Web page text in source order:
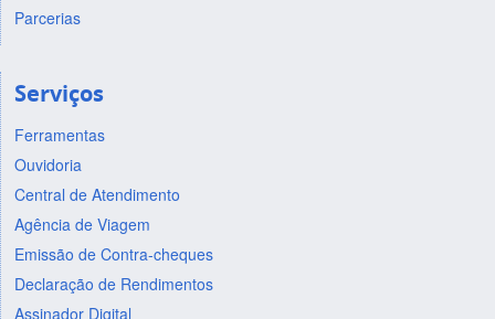
Parcerias
Serviços
Ferramentas
Ouvidoria
Central de Atendimento
Agência de Viagem
Emissão de Contra-cheques
Declaração de Rendimentos
Assinador Digital